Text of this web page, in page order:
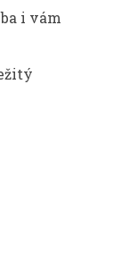
i vám